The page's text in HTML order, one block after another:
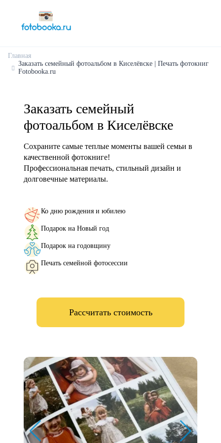
Главная
Заказать семейный фотоальбом в Киселёвске | Печать фотокниг
Fotobooka.ru
Заказать семейный
фотоальбом в Киселёвске
Сохраните самые теплые моменты вашей семьи в
качественной фотокниге!
Профессиональная печать, стильный дизайн и
долговечные материалы.
Ко дню рождения и юбилею
Подарок на Новый год
Подарок на годовщину
Печать семейной фотосессии
Рассчитать стоимость